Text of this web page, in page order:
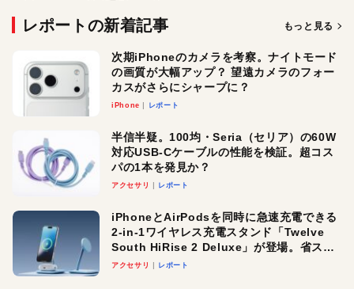
レポートの新着記事 もっと見る
次期iPhoneのカメラを考察。ナイトモード
の画質が大幅アップ？ 望遠カメラのフォー
カスがさらにシャープに？
iPhone レポート
半信半疑。100均・Seria（セリア）の60W
対応USB-Cケーブルの性能を検証。超コス
パの1本を発見か？
アクセサリ レポート
iPhoneとAirPodsを同時に急速充電できる
2-in-1ワイヤレス充電スタンド「Twelve
South HiRise 2 Deluxe」が登場。省スペ
ースでおしゃれに充電したい人にオスス
アクセサリ レポート